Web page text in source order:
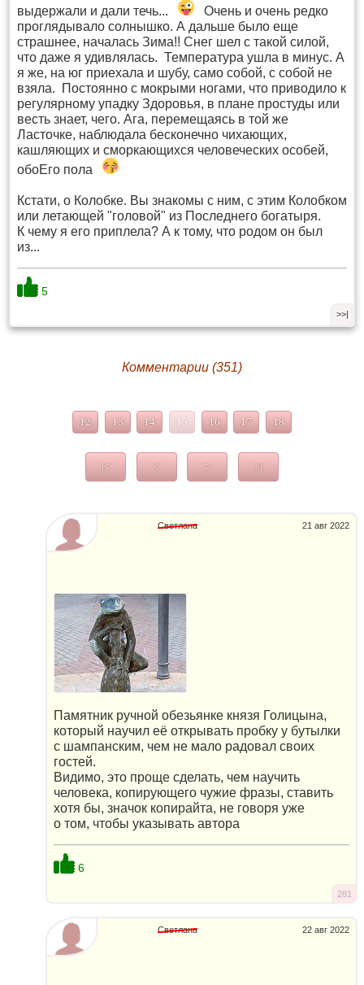
выдержали и дали течь...
Очень и очень редко
проглядывало солнышко. А дальше было еще
страшнее, началась Зима!! Снег шел с такой силой,
что даже я удивлялась. Температура ушла в минус. А
я же, на юг приехала и шубу, само собой, с собой не
взяла. Постоянно с мокрыми ногами, что приводило к
регулярному упадку Здоровья, в плане простуды или
весть знает, чего. Ага, перемещаясь в той же
Ласточке, наблюдала бесконечно чихающих,
кашляющих и сморкающихся человеческих особей,
обоЕго пола
Кстати, о Колобке. Вы знакомы с ним, с этим Колобком
или летающей "головой" из Последнего богатыря.
К чему я его приплела? А к тому, что родом он был
из...
5
>>|
Комментарии (351)
12 13 14 15 16 17 18
|< < > >|
21 авг 2022
Светлана
Памятник ручной обезьянке князя Голицына,
который научил её открывать пробку у бутылки
с шампанским, чем не мало радовал своих
гостей.
Видимо, это проще сделать, чем научить
человека, копирующего чужие фразы, ставить
хотя бы, значок копирайта, не говоря уже
о том, чтобы указывать автора
6
281
22 авг 2022
Светлана